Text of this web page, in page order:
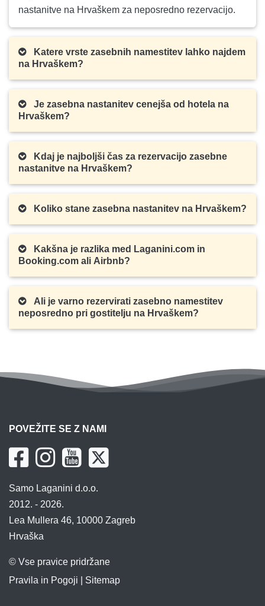
nastanitve na Hrvaškem za neposredno rezervacijo.
Katere vrste zasebnih namestitev lahko najdem
na Hrvaškem?
Je zasebna nastanitev cenejša od hotela na
Hrvaškem?
Kdaj je najboljši čas za rezervacijo zasebne
nastanitve na Hrvaškem?
Koliko stane zasebna nastanitev na Hrvaškem?
Kakšna je razlika med Laganini.com in
Booking.com ali Airbnb?
Ali je varno rezervirati zasebno namestitev
neposredno pri gostitelju na Hrvaškem?
POVEŽITE SE Z NAMI
Samo Laganini d.o.o.
2012. - 2026.
Lea Mullera 46, 10000 Zagreb
Hrvaška
© Vse pravice pridržane
Pravila in Pogoji
Sitemap